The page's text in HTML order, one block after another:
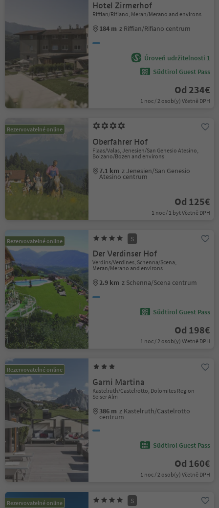
Hotel Zirmerhof
Riffian/Rifiano, Meran/Merano and environs
184 m z Riffian/Rifiano centrum
Úroveň udržitelnosti 1
Südtirol Guest Pass
Od 234€
1 noc / 2 osob(y) Včetně DPH
Rezervovatelné online
Oberfahrer Hof
Flaas/Valas, Jenesien/San Genesio Atesino,
Bolzano/Bozen and environs
7.1 km z Jenesien/San Genesio
Atesino centrum
Od 125€
1 noc / 1 byt Včetně DPH
Rezervovatelné online S
Der Verdinser Hof
Verdins/Verdines, Schenna/Scena,
Meran/Merano and environs
2.9 km z Schenna/Scena centrum
Südtirol Guest Pass
Od 198€
1 noc / 2 osob(y) Včetně DPH
Rezervovatelné online
Garni Martina
Kastelruth/Castelrotto, Dolomites Region
Seiser Alm
386 m z Kastelruth/Castelrotto
centrum
Südtirol Guest Pass
Od 160€
1 noc / 2 osob(y) Včetně DPH
Rezervovatelné online S